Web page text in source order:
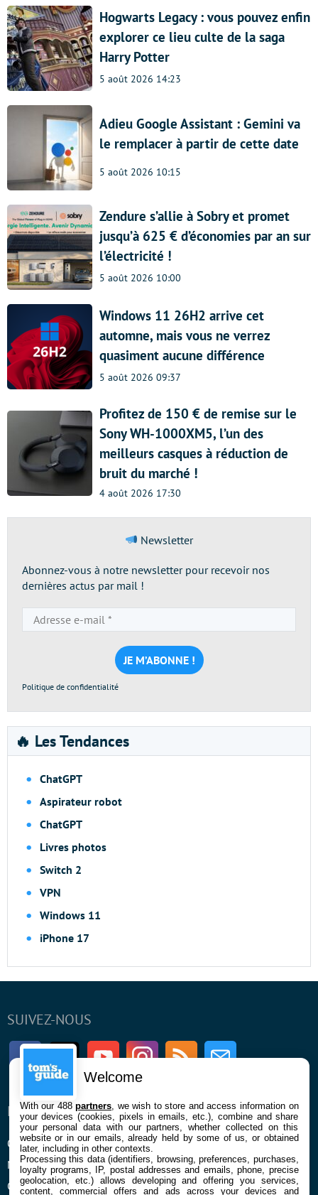
Hogwarts Legacy : vous pouvez enfin
explorer ce lieu culte de la saga
Harry Potter
5 août 2026 14:23
Adieu Google Assistant : Gemini va
le remplacer à partir de cette date
5 août 2026 10:15
Zendure s’allie à Sobry et promet
jusqu’à 625 € d’économies par an sur
l’électricité !
5 août 2026 10:00
Windows 11 26H2 arrive cet
automne, mais vous ne verrez
quasiment aucune différence
5 août 2026 09:37
Profitez de 150 € de remise sur le
Sony WH-1000XM5, l’un des
meilleurs casques à réduction de
bruit du marché !
4 août 2026 17:30
Newsletter
Abonnez-vous à notre newsletter pour recevoir nos
dernières actus par mail !
e-
mail
*
Politique de confidentialité
🔥 Les Tendances
ChatGPT
Aspirateur robot
ChatGPT
Livres photos
Switch 2
VPN
Windows 11
iPhone 17
SUIVEZ-NOUS
FacebookTwitter Youtube InstagramRSS Newsletter
ENTREPRISE
Qui sommes nous
Mentions légales et CGU
Confidentialité et Cookies
À PROPOS
La rédaction
Contact
Welcome
With our 488partners , we wish to store and access information on
your devices (cookies, pixels in emails, etc.), combine and share
your personal data with our partners, whether collected on this
website or in our emails, already held by some of us, or obtained
later, including in other contexts.
Processing this data (identifiers, browsing, preferences, purchases,
loyalty programs, IP, postal addresses and emails, phone, precise
geolocation, etc.) allows developing and offering you services,
content, commercial offers and ads across your devices and